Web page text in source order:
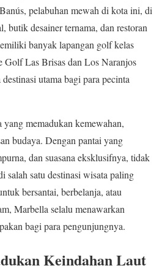
pelabuhan mewah di kota ini, di
butik desainer ternama, dan restoran
banyak lapangan golf kelas
Golf Las Brisas dan Los Naranjos
utama bagi para pecinta
yang memadukan kemewahan,
budaya. Dengan pantai yang
dan suasana eksklusifnya, tidak
salah satu destinasi wisata paling
bersantai, berbelanja, atau
Marbella selalu menawarkan
bagi para pengunjungnya.
Keindahan Laut